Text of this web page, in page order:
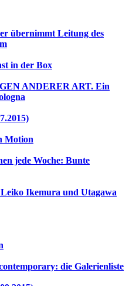
übernimmt Leitung des
in der Box
ANDERER ART. Ein
Motion
jede Woche: Bunte
Ikemura und Utagawa
die Galerienliste